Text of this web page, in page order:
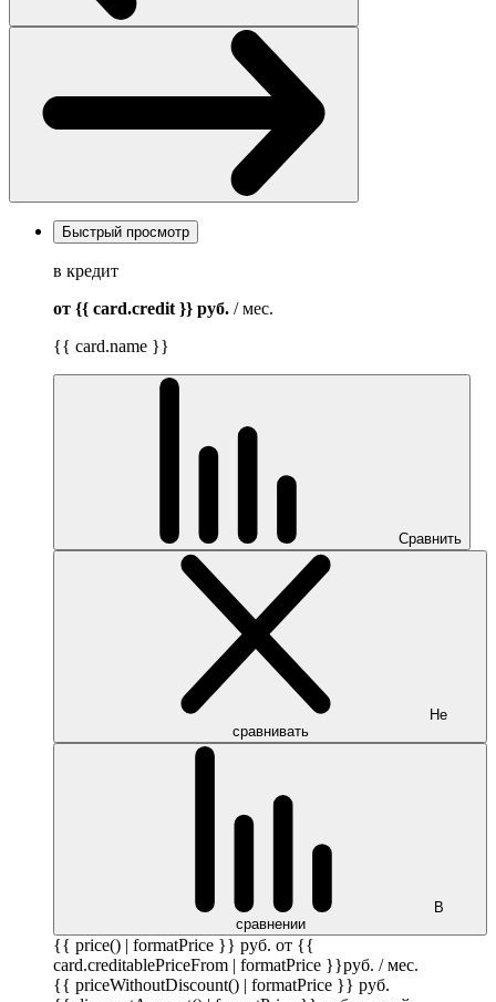
Быстрый просмотр
в кредит
от {{ card.credit }} руб. / мес.
{{ card.name }}
Сравнить
Не
сравнивать
В
сравнении
{{ price() | formatPrice }} руб. от {{
card.creditablePriceFrom | formatPrice }}руб. / мес.
{{ priceWithoutDiscount() | formatPrice }} руб.